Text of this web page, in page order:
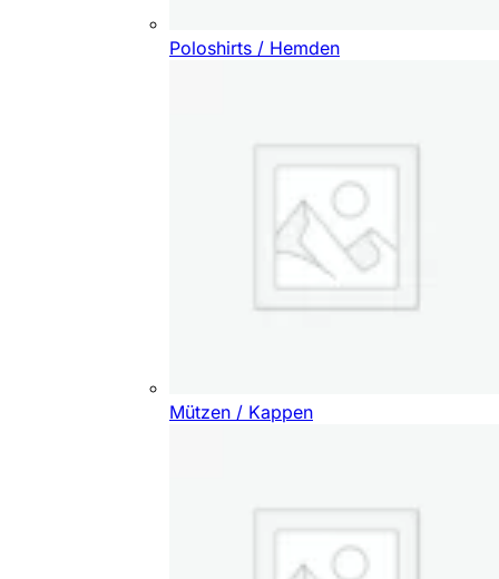
Poloshirts / Hemden
Mützen / Kappen